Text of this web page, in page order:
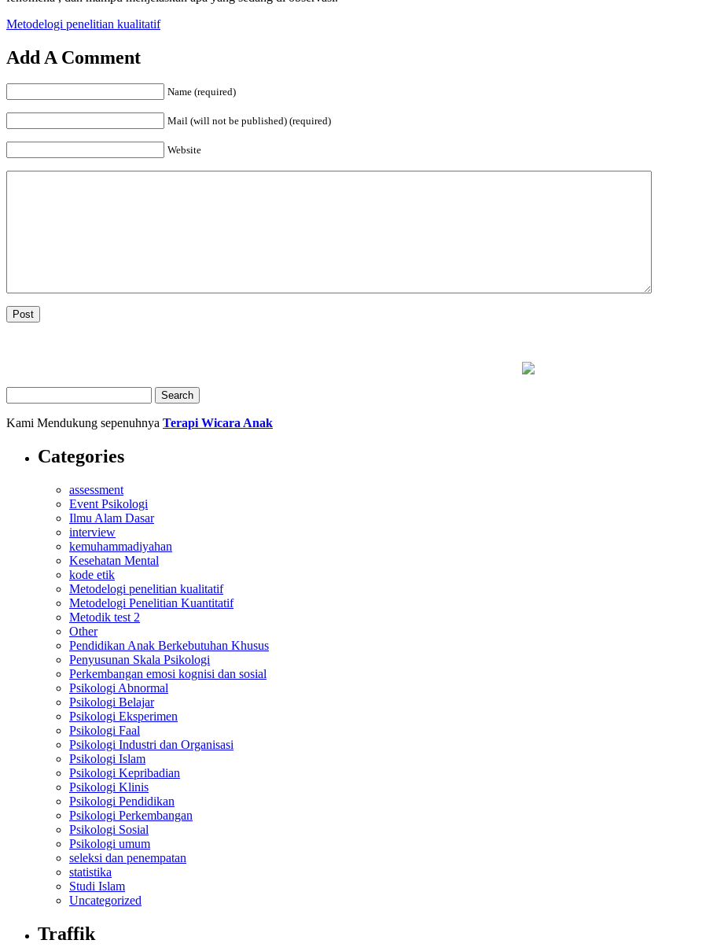
Metodelogi penelitian kualitatif
Add A Comment
Name (required)
Mail (will not be published) (required)
Website
Kami Mendukung sepenuhnya Terapi Wicara Anak
Categories
assessment
Event Psikologi
Ilmu Alam Dasar
interview
kemuhammadiyahan
Kesehatan Mental
kode etik
Metodelogi penelitian kualitatif
Metodelogi Penelitian Kuantitatif
Metodik test 2
Other
Pendidikan Anak Berkebutuhan Khusus
Penyusunan Skala Psikologi
Perkembangan emosi kognisi dan sosial
Psikologi Abnormal
Psikologi Belajar
Psikologi Eksperimen
Psikologi Faal
Psikologi Industri dan Organisasi
Psikologi Islam
Psikologi Kepribadian
Psikologi Klinis
Psikologi Pendidikan
Psikologi Perkembangan
Psikologi Sosial
Psikologi umum
seleksi dan penempatan
statistika
Studi Islam
Uncategorized
Traffik